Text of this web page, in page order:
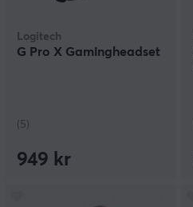
Logitech
G Pro X Gamingheadset
(5)
949 kr